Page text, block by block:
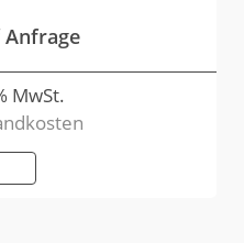
Anfrage
MwSt.